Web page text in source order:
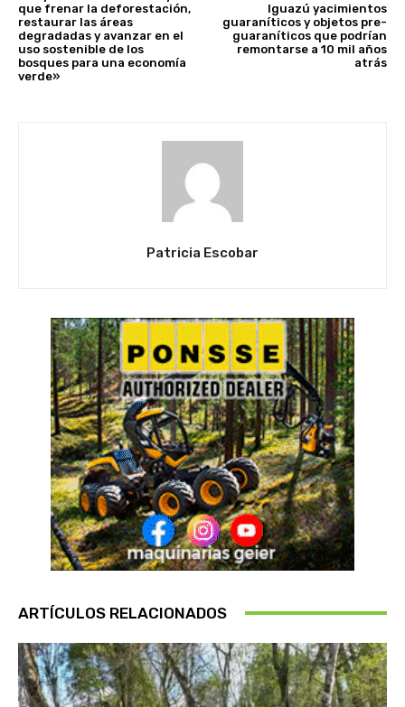
que frenar la deforestación,
restaurar las áreas
degradadas y avanzar en el
uso sostenible de los
bosques para una economía
verde»
Iguazú yacimientos
guaraníticos y objetos pre-
guaraníticos que podrían
remontarse a 10 mil años
atrás
Patricia Escobar
ARTÍCULOS RELACIONADOS